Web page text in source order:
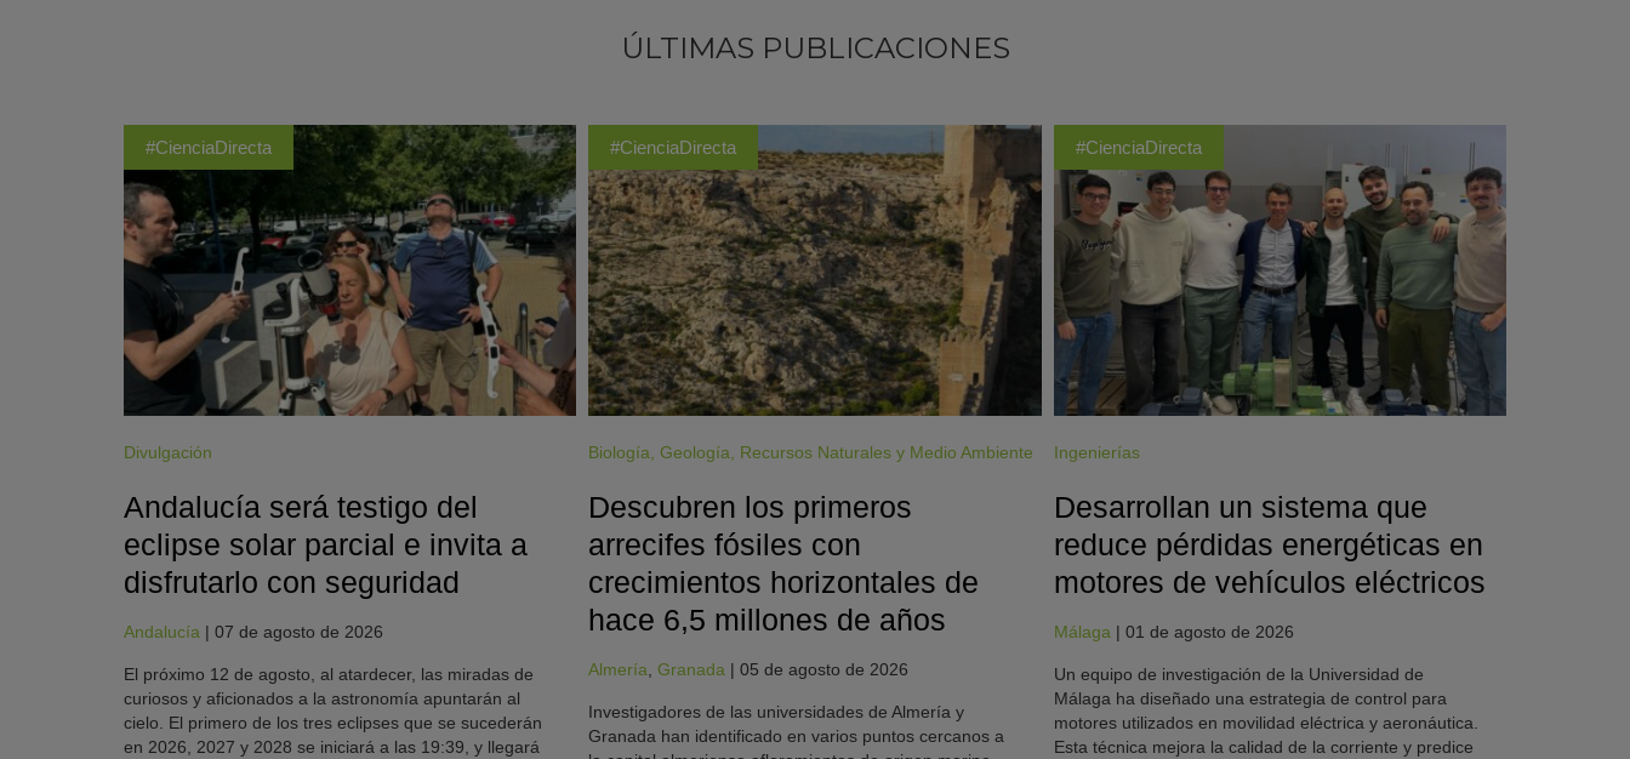
ÚLTIMAS PUBLICACIONES
#CienciaDirecta
Divulgación
Andalucía será testigo del
eclipse solar parcial e invita a
disfrutarlo con seguridad
Andalucía | 07 de agosto de 2026
El próximo 12 de agosto, al atardecer, las miradas de
curiosos y aficionados a la astronomía apuntarán al
cielo. El primero de los tres eclipses que se sucederán
en 2026, 2027 y 2028 se iniciará a las 19:39, y llegará
#CienciaDirecta
Biología ,Geología Recursos Naturales y Medio Ambiente
Descubren los primeros
arrecifes fósiles con
crecimientos horizontales de
hace 6,5 millones de años
Almería ,Granada |05 de agosto de 2026
Investigadores de las universidades de Almería y
Granada han identificado en varios puntos cercanos a
#CienciaDirecta
Ingenierías
Desarrollan un sistema que
reduce pérdidas energéticas en
motores de vehículos eléctricos
Málaga | 01 de agosto de 2026
Un equipo de investigación de la Universidad de
Málaga ha diseñado una estrategia de control para
motores utilizados en movilidad eléctrica y aeronáutica.
Esta técnica mejora la calidad de la corriente y predice